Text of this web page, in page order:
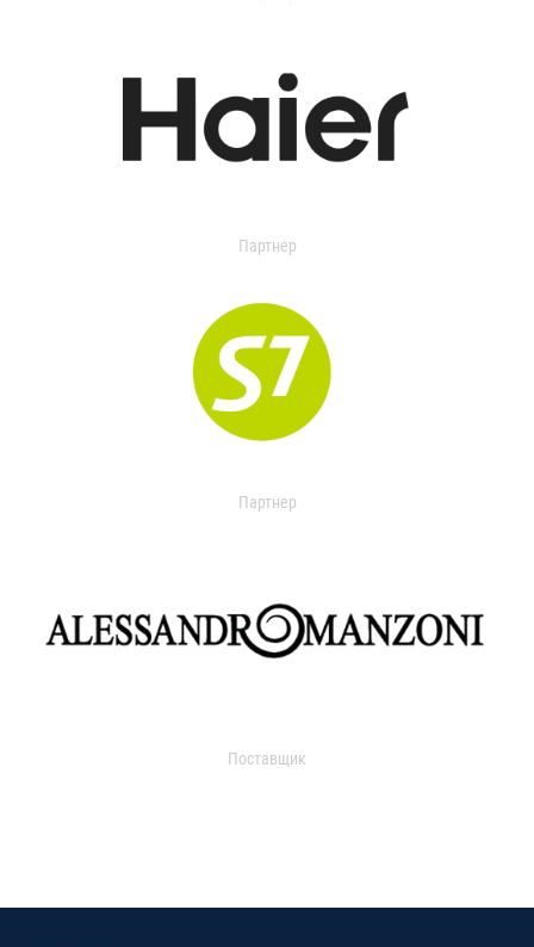
Партнер
Партнер
Поставщик